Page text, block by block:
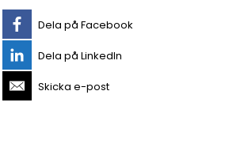
Dela på Facebook
Dela på LinkedIn
Skicka e-post